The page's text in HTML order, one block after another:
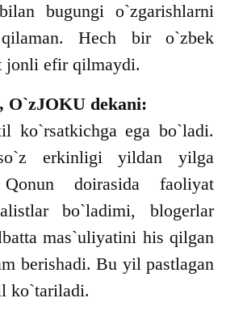
bugungi o`zgarishlarni
Hech bir o`zbek
jonli efir qilmaydi.
O`zJOKU dekani:
ega bo`ladi.
so`z erkinligi yildan yilga
Qonun doirasida faoliyat
bo`ladimi, blogerlar
mas`uliyatini his qilgan
berishadi. Bu yil pastlagan
ko`tariladi.